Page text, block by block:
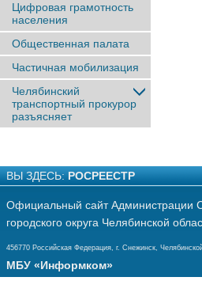
Цифровая грамотность
населения
Общественная палата
Частичная мобилизация
Челябинский
транспортный прокурор
разъясняет
ВЫ ЗДЕСЬ: РОСРЕЕСТР
Официальный сайт Администрации
городского округа Челябинской
456770 Российская Федерация, г. Снежинск,
МБУ «Информком»